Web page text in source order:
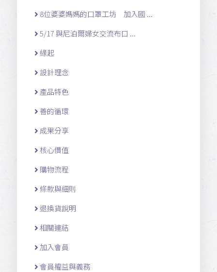
8位婆婆媽媽的口罩工坊 加入國 ...
5/17 與尼泊爾婦女交流布口 ...
緣起
設計理念
產品特色
善的循環
成果分享
核心價值
購物流程
條款與細則
退換貨說明
相關連結
加入會員
會員權益與義務